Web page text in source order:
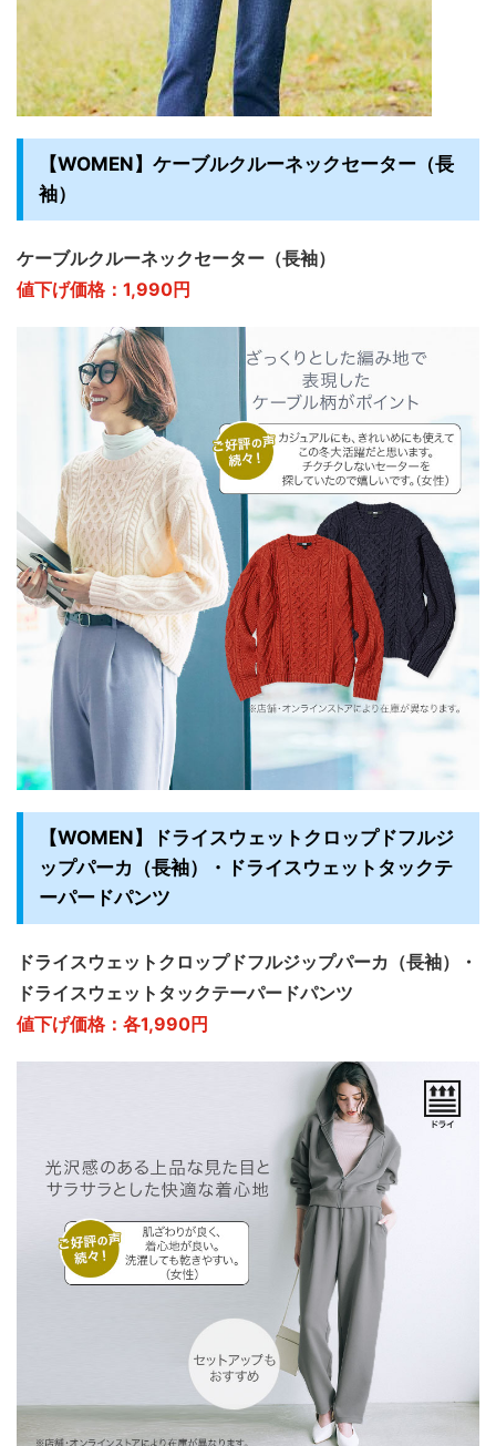
【WOMEN】ケーブルクルーネックセーター（長
袖）
ケーブルクルーネックセーター（長袖）
値下げ価格：1,990円
【WOMEN】ドライスウェットクロップドフルジ
ップパーカ（長袖）・ドライスウェットタックテ
ーパードパンツ
ドライスウェットクロップドフルジップパーカ（長袖）・
ドライスウェットタックテーパードパンツ
値下げ価格：各1,990円